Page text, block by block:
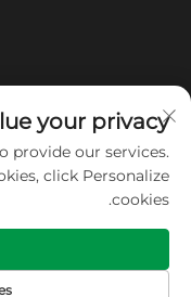
الطبية المحدودة.
your privacy
provide our services.
click Personalize
cookies.